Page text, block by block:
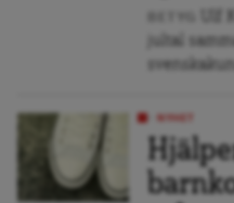
Ulf
jultal